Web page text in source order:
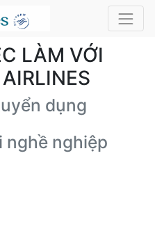
LÀM VỚI
dụng
nghề nghiệp